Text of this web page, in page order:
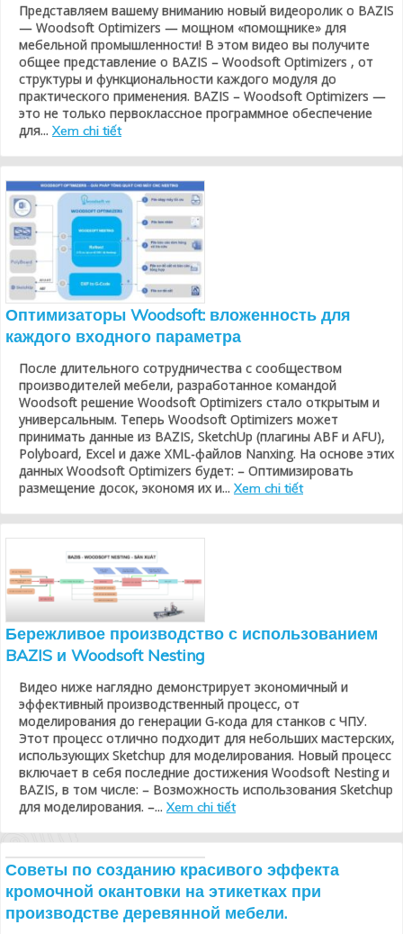
Представляем вашему вниманию новый видеоролик о BAZIS
— Woodsoft Optimizers — мощном «помощнике» для
мебельной промышленности! В этом видео вы получите
общее представление о BAZIS – Woodsoft Optimizers , от
структуры и функциональности каждого модуля до
практического применения. BAZIS – Woodsoft Optimizers —
это не только первоклассное программное обеспечение
для... Xem chi tiết
Оптимизаторы Woodsoft: вложенность для
каждого входного параметра
После длительного сотрудничества с сообществом
производителей мебели, разработанное командой
Woodsoft решение Woodsoft Optimizers стало открытым и
универсальным. Теперь Woodsoft Optimizers может
принимать данные из BAZIS, SketchUp (плагины ABF и AFU),
Polyboard, Excel и даже XML-файлов Nanxing. На основе этих
данных Woodsoft Optimizers будет: – Оптимизировать
размещение досок, экономя их и... Xem chi tiết
Бережливое производство с использованием
BAZIS и Woodsoft Nesting
Видео ниже наглядно демонстрирует экономичный и
эффективный производственный процесс, от
моделирования до генерации G-кода для станков с ЧПУ.
Этот процесс отлично подходит для небольших мастерских,
использующих Sketchup для моделирования. Новый процесс
включает в себя последние достижения Woodsoft Nesting и
BAZIS, в том числе: – Возможность использования Sketchup
для моделирования. –... Xem chi tiết
Советы по созданию красивого эффекта
кромочной окантовки на этикетках при
производстве деревянной мебели.